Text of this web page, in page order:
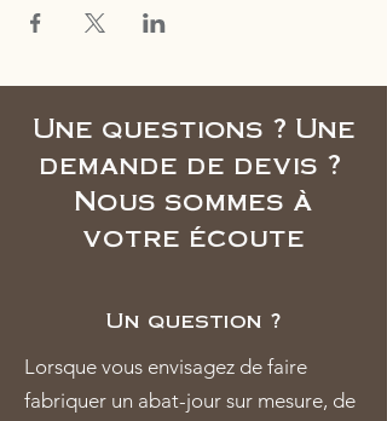
Une questions ? Une
demande de devis ?
Nous sommes à
votre écoute
Un question ?
Lorsque vous envisagez de faire
fabriquer un abat-jour sur mesure, de